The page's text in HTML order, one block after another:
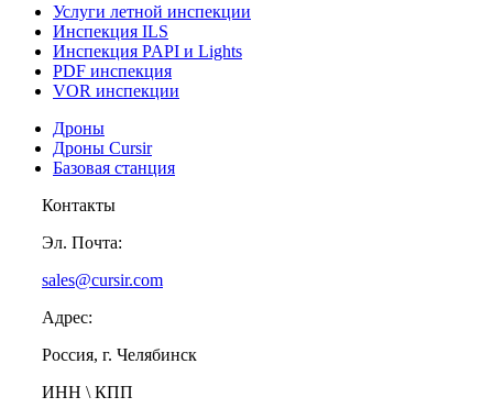
Услуги летной инспекции
Инспекция ILS
Инспекция PAPI и Lights
PDF инспекция
VOR инспекции
Дроны
Дроны Cursir
Базовая станция
Контакты
Эл. Почта:
sales@cursir.com
Адрес:
Россия, г. Челябинск
ИНН \ КПП